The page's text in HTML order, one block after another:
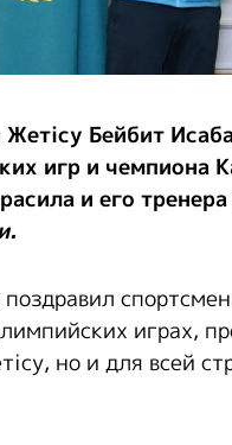
Бейбит
игр и чемпиона
и его
поздравил
играх,
но и для всей